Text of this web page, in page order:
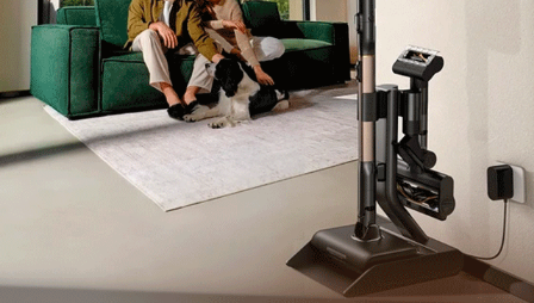
Обзор вертикального пылесоса Dreame Z40 AquaCycle
Pro: гибкий подход к уборке